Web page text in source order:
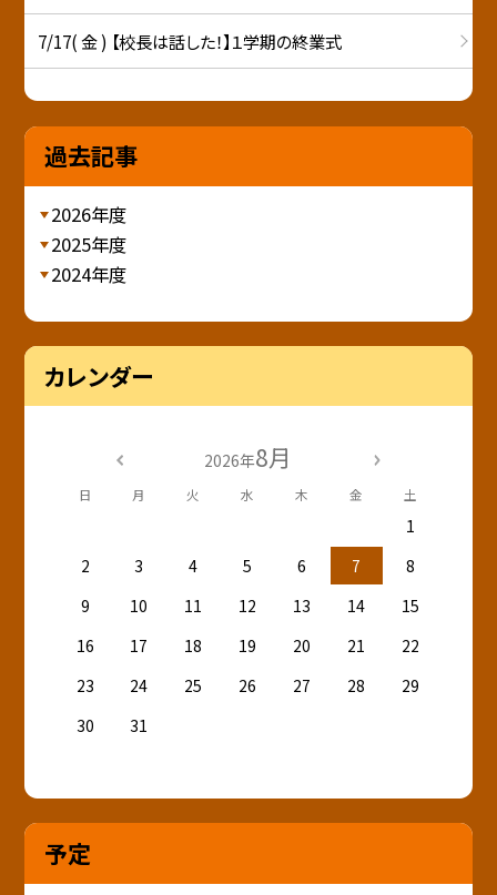
7/17( 金 ) 【校長は話した！】１学期の終業式
過去記事
2026年度
2025年度
2024年度
カレンダー
2026年8月
日 月 火 水 木 金 土
1
2
3 4 5 6 7
8
9
10 11 12 13 14
15
16
17 18 19 20 21
22
23
24 25 26 27 28
29
30
31
予定